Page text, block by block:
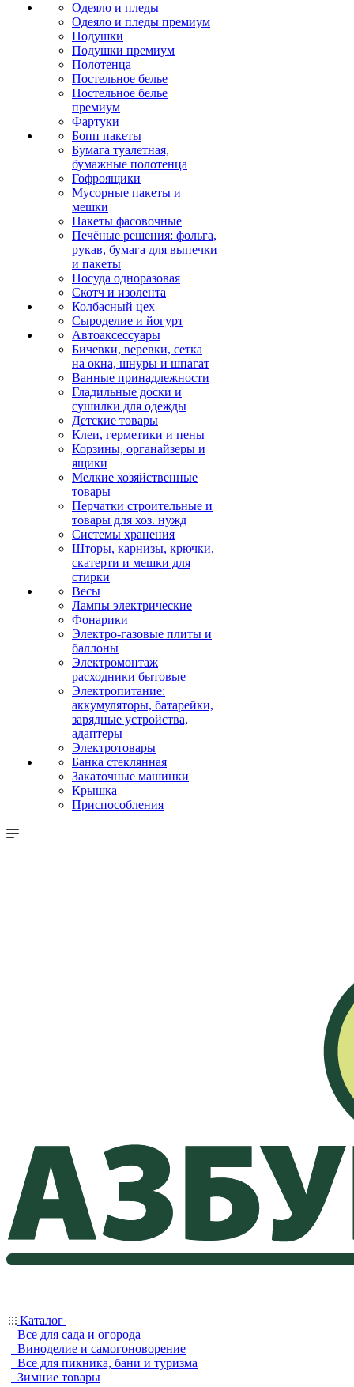
Одеяло и пледы
Одеяло и пледы премиум
Подушки
Подушки премиум
Полотенца
Постельное белье
Постельное белье
премиум
Фартуки
Бопп пакеты
Бумага туалетная,
бумажные полотенца
Гофроящики
Мусорные пакеты и
мешки
Пакеты фасовочные
Печёные решения: фольга,
рукав, бумага для выпечки
и пакеты
Посуда одноразовая
Скотч и изолента
Колбасный цех
Сыроделие и йогурт
Автоаксессуары
Бичевки, веревки, сетка
на окна, шнуры и шпагат
Ванные принадлежности
Гладильные доски и
сушилки для одежды
Детские товары
Клеи, герметики и пены
Корзины, органайзеры и
ящики
Мелкие хозяйственные
товары
Перчатки строительные и
товары для хоз. нужд
Системы хранения
Шторы, карнизы, крючки,
скатерти и мешки для
стирки
Весы
Лампы электрические
Фонарики
Электро-газовые плиты и
баллоны
Электромонтаж
расходники бытовые
Электропитание:
аккумуляторы, батарейки,
зарядные устройства,
адаптеры
Электротовары
Банка стеклянная
Закаточные машинки
Крышка
Приспособления
Каталог
Все для сада и огорода
Виноделие и самогоноворение
Все для пикника, бани и туризма
Зимние товары